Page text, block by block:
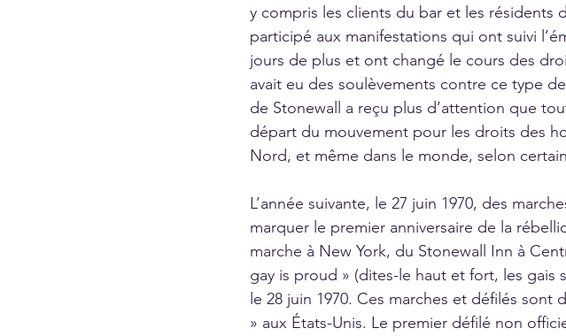
y compris les clients du bar et les résidents
participé aux manifestations qui ont suivi
jours de plus et ont changé le cours des
avait eu des soulèvements contre ce type
de Stonewall a reçu plus d’attention que
départ du mouvement pour les droits des
Nord, et même dans le monde, selon
L’année suivante, le 27 juin 1970, des
marquer le premier anniversaire de la
marche à New York, du Stonewall Inn à
gay is proud » (dites-le haut et fort, les gais
le 28 juin 1970. Ces marches et défilés
» aux États-Unis. Le premier défilé non